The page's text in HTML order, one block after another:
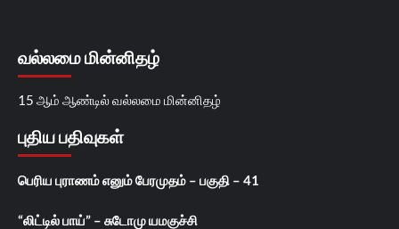
வல்லமை மின்னிதழ்
15 ஆம் ஆண்டில் வல்லமை மின்னிதழ்
புதிய பதிவுகள்
பெரிய புராணம் எனும் பேரமுதம் – பகுதி – 41
“லிட்டில் பாய்” – சுடோமு யமகுச்சி